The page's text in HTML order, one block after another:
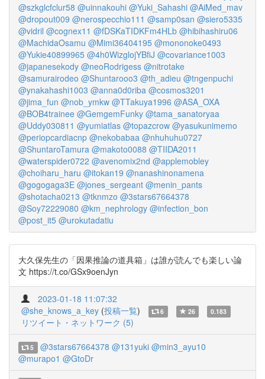
@szkglcfclur58 @uinnakouhi @Yuki_Sahashi @AiMed_mav
@dropout009 @nerospecchio111 @samp0san @siero5335
@vidril @cognex11 @fDSKaTIDKFm4HLb @hibihashiru06
@MachidaOsamu @Mimi36404195 @mononoke0493
@Yukie40899965 @4h0WizglojYBfiJ @covariance1003
@japanesekody @neoRodrigess @nitrotake
@samurairodeo @Shuntarooo3 @th_adieu @tngenpuchi
@ynakahashi1003 @anna0d0riba @cosmos3201
@jima_fun @nob_ymkw @TTakuya1996 @ASA_OXA
@BOB4trainee @GemgemFunky @tama_sanatoryaa
@Uddy030811 @yumiatlas @topazcrow @yasukunimemo
@periopcardiacnp @nekobabaa @nhuhuhu0727
@ShuntaroTamura @makoto0088 @TIIDA2011
@waterspider0722 @avenomix2nd @applemobley
@choiharu_haru @itokan19 @nanashinonamena
@gogogaga3E @jones_sergeant @menin_pants
@shotacha0213 @tknmzo @3stars67664378
@Soy72229080 @km_nephrology @infection_bon
@post_it5 @urokutadatiu
大久保先生の「因果推論の道具箱」は誰が読んでも楽しい論
文 https://t.co/GSx9oenJyn
2023-01-18 11:07:32
@she_knows_a_key (投稿一覧) 6 26 0.183
リツイート・ネットワーク (5)
5 @3stars67664378 @131yuki @min3_ayu10
@murapo1 @GtoDr